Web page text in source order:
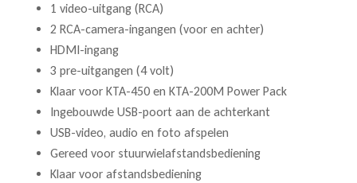
1 video-uitgang (RCA)
2 RCA-camera-ingangen (voor en achter)
HDMI-ingang
3 pre-uitgangen (4 volt)
Klaar voor KTA-450 en KTA-200M Power Pack
Ingebouwde USB-poort aan de achterkant
USB-video, audio en foto afspelen
Gereed voor stuurwielafstandsbediening
Klaar voor afstandsbediening